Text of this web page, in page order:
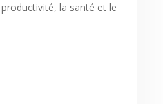
la santé et le